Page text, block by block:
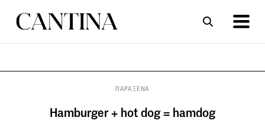
ΠΑΡΑΞΕΝΑ
Hamburger + hot dog = hamdog